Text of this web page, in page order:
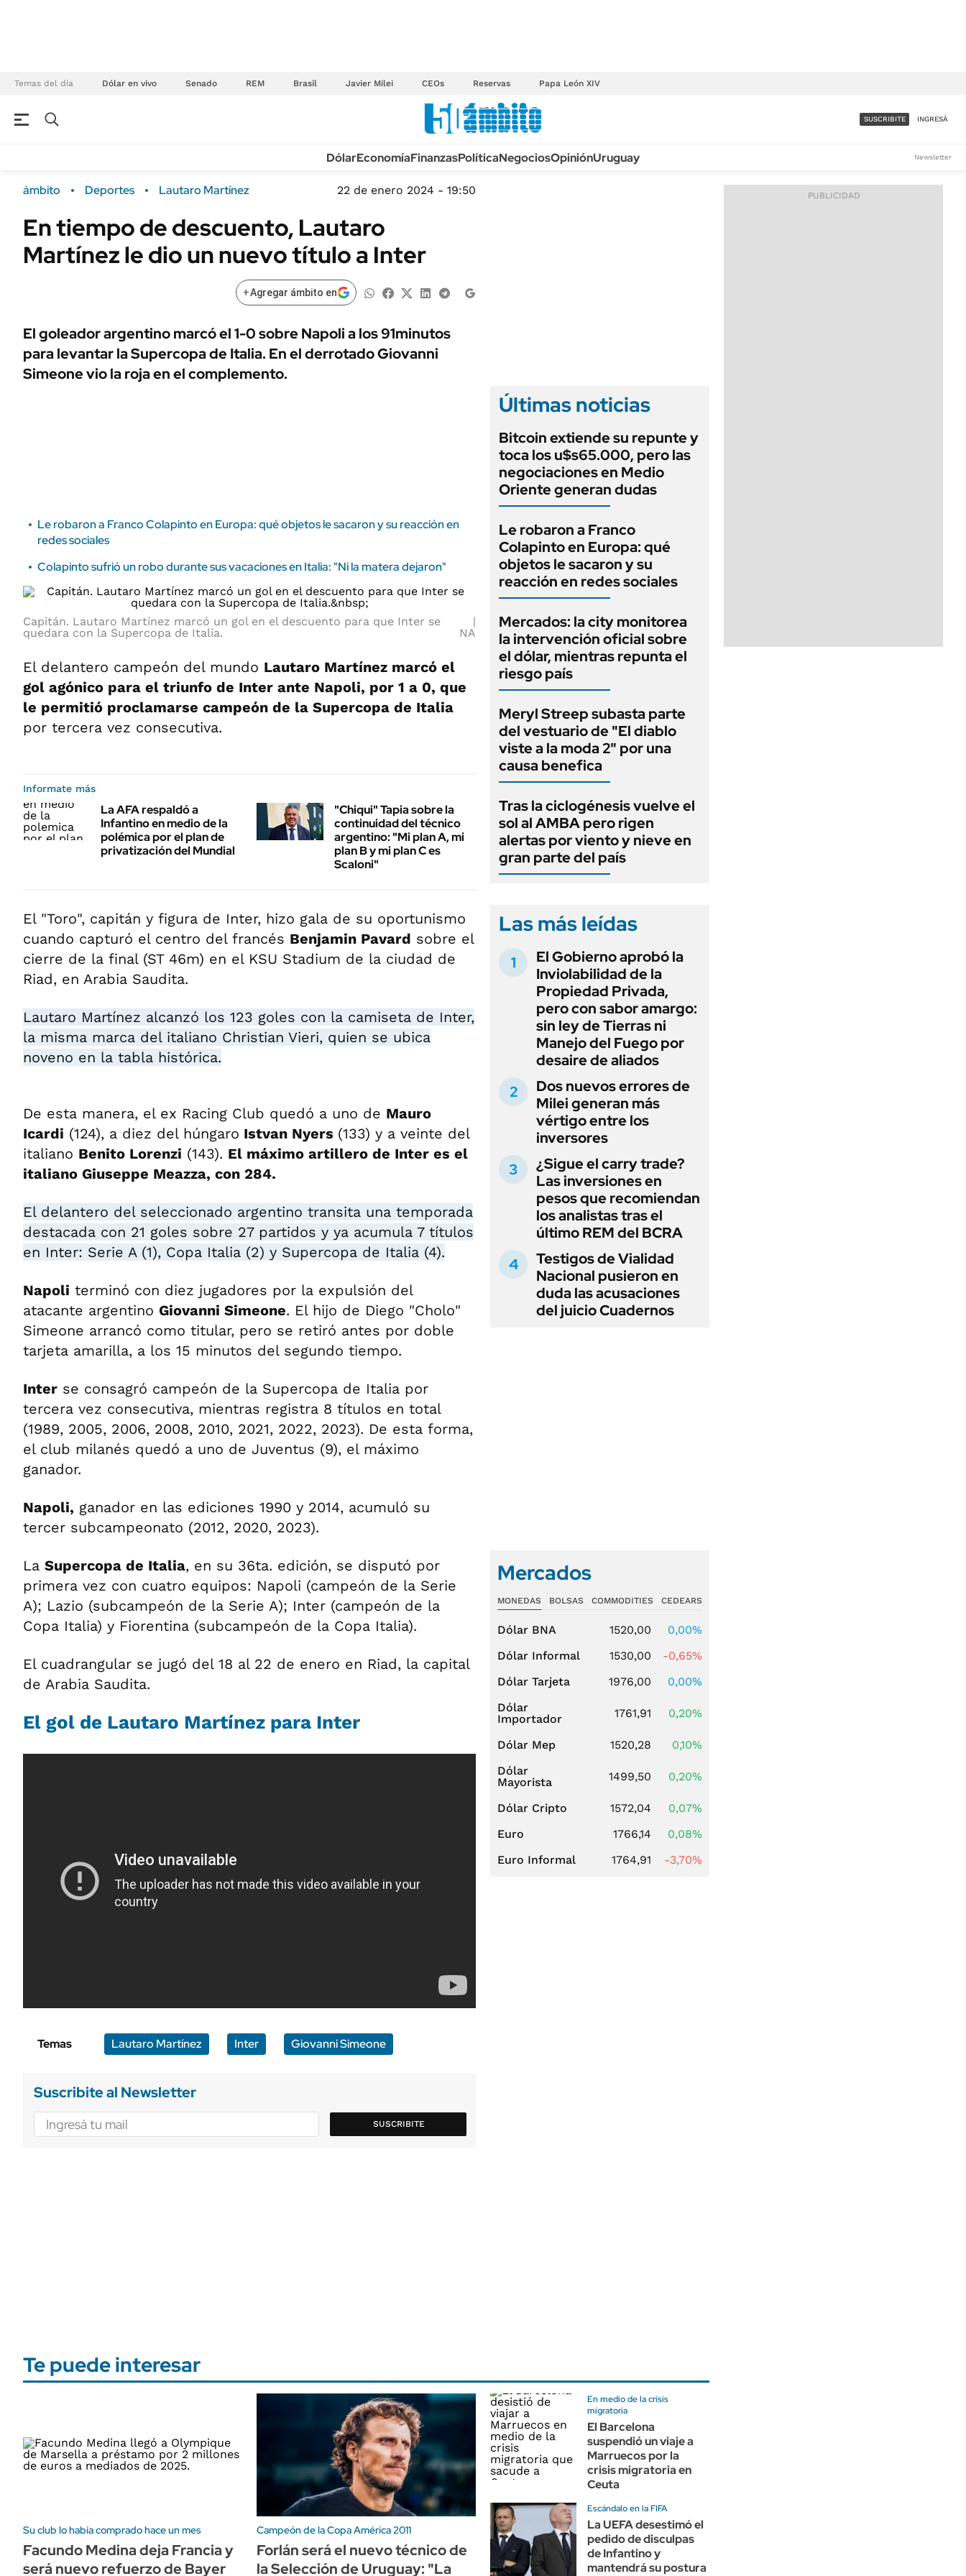
Temas del día Dólar en vivo Senado REM Brasil Javier Milei CEOs Reservas Papa León XIV
Campo
FINANZAS
ÁMBITO DEBATE
MEDIAKIT AMBITO DEBATE
Sustentabilidad
POLÍTICA
URUGUAY
TECNOLOGÍA
MÉXICO
MUNDO
INFORMACIÓN GENERAL
LIFESTYLE
AUTOS
ACCESO FULL - $1.800/MES
SUSCRIBITE INGRESÁ
DólarEconomíaFinanzasPolíticaNegociosOpiniónUruguay Newsletter
ámbito Deportes Lautaro Martínez 22 de enero 2024 - 19:50
En tiempo de descuento, Lautaro
Martínez le dio un nuevo título a Inter
+Agregar ámbito en
El goleador argentino marcó el 1-0 sobre Napoli a los 91minutos
para levantar la Supercopa de Italia. En el derrotado Giovanni
Simeone vio la roja en el complemento.
Le robaron a Franco Colapinto en Europa: qué objetos le sacaron y su reacción en
redes sociales
Colapinto sufrió un robo durante sus vacaciones en Italia: "Ni la matera dejaron"
Capitán. Lautaro Martínez marcó un gol en el descuento para que Inter se
quedara con la Supercopa de Italia.
NA
El delantero campeón del mundo Lautaro Martínez marcó el
gol agónico para el triunfo de Inter ante Napoli, por 1 a 0, que
le permitió proclamarse campeón de la Supercopa de Italia
por tercera vez consecutiva.
Informate más
La AFA respaldó a
Infantino en medio de la
polémica por el plan de
privatización del Mundial
"Chiqui" Tapia sobre la
continuidad del técnico
argentino: "Mi plan A, mi
plan B y mi plan C es
Scaloni"
El "Toro", capitán y figura de Inter, hizo gala de su oportunismo
cuando capturó el centro del francés Benjamin Pavard sobre el
cierre de la final (ST 46m) en el KSU Stadium de la ciudad de
Riad, en Arabia Saudita.
Lautaro Martínez alcanzó los 123 goles con la camiseta de Inter,
la misma marca del italiano Christian Vieri, quien se ubica
noveno en la tabla histórica.
De esta manera, el ex Racing Club quedó a uno de Mauro
Icardi (124), a diez del húngaro Istvan Nyers (133) y a veinte del
italiano Benito Lorenzi (143). El máximo artillero de Inter es el
italiano Giuseppe Meazza, con 284.
El delantero del seleccionado argentino transita una temporada
destacada con 21 goles sobre 27 partidos y ya acumula 7 títulos
en Inter: Serie A (1), Copa Italia (2) y Supercopa de Italia (4).
Napoli terminó con diez jugadores por la expulsión del
atacante argentino Giovanni Simeone. El hijo de Diego "Cholo"
Simeone arrancó como titular, pero se retiró antes por doble
tarjeta amarilla, a los 15 minutos del segundo tiempo.
Inter se consagró campeón de la Supercopa de Italia por
tercera vez consecutiva, mientras registra 8 títulos en total
(1989, 2005, 2006, 2008, 2010, 2021, 2022, 2023). De esta forma,
el club milanés quedó a uno de Juventus (9), el máximo
ganador.
Napoli, ganador en las ediciones 1990 y 2014, acumuló su
tercer subcampeonato (2012, 2020, 2023).
La Supercopa de Italia, en su 36ta. edición, se disputó por
primera vez con cuatro equipos: Napoli (campeón de la Serie
A); Lazio (subcampeón de la Serie A); Inter (campeón de la
Copa Italia) y Fiorentina (subcampeón de la Copa Italia).
El cuadrangular se jugó del 18 al 22 de enero en Riad, la capital
de Arabia Saudita.
El gol de Lautaro Martínez para Inter
Temas Lautaro Martínez Inter Giovanni Simeone
Suscribite al Newsletter
SUSCRIBITE
Últimas noticias
Bitcoin extiende su repunte y
toca los u$s65.000, pero las
negociaciones en Medio
Oriente generan dudas
Le robaron a Franco
Colapinto en Europa: qué
objetos le sacaron y su
reacción en redes sociales
Mercados: la city monitorea
la intervención oficial sobre
el dólar, mientras repunta el
riesgo país
Meryl Streep subasta parte
del vestuario de "El diablo
viste a la moda 2" por una
causa benefica
Tras la ciclogénesis vuelve el
sol al AMBA pero rigen
alertas por viento y nieve en
gran parte del país
Las más leídas
El Gobierno aprobó la
Inviolabilidad de la
Propiedad Privada,
pero con sabor amargo:
sin ley de Tierras ni
Manejo del Fuego por
desaire de aliados
Dos nuevos errores de
Milei generan más
vértigo entre los
inversores
¿Sigue el carry trade?
Las inversiones en
pesos que recomiendan
los analistas tras el
último REM del BCRA
Testigos de Vialidad
Nacional pusieron en
duda las acusaciones
del juicio Cuadernos
Mercados
MONEDAS BOLSAS COMMODITIES CEDEARS
Dólar BNA 1520,00
0,00%
Dólar Informal
1530,00
-0,65%
Dólar Tarjeta
1976,00
0,00%
Dólar
Importador
1761,91 0,20%
Dólar Mep 1520,28
0,10%
Dólar
Mayorista
1499,50 0,20%
Dólar Cripto 1572,04
0,07%
Euro
1766,14
0,08%
Euro Informal
1764,91 -3,70%
Te puede interesar
Su club lo había comprado hace un mes
Facundo Medina deja Francia y
será nuevo refuerzo de Bayer
Campeón de la Copa América 2011
Forlán será el nuevo técnico de
la Selección de Uruguay: "La
En medio de la crisis
migratoria
El Barcelona
suspendió un viaje a
Marruecos por la
crisis migratoria en
Ceuta
Escándalo en la FIFA
La UEFA desestimó el
pedido de disculpas
de Infantino y
mantendrá su postura